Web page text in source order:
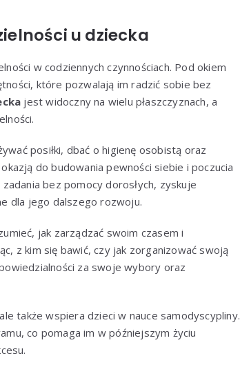
u dziecka
w codziennych czynnościach. Pod okiem
które pozwalają im radzić sobie bez
jest widoczny na wielu płaszczyznach, a
posiłki, dbać o higienę osobistą oraz
do budowania pewności siebie i poczucia
bez pomocy dorosłych, zyskuje
dla jego dalszego rozwoju.
jak zarządzać swoim czasem i
z kim się bawić, czy jak zorganizować swoją
za swoje wybory oraz
także wspiera dzieci w nauce samodyscypliny.
co pomaga im w późniejszym życiu